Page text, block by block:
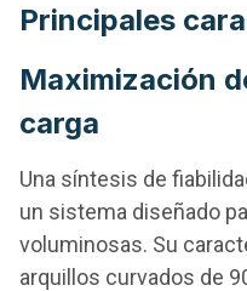
Principales
Maximización
carga
Una síntesis de
un sistema diseñado
voluminosas. Su
arquillos curvados de